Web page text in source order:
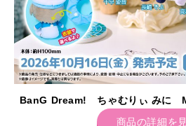
BanG Dream! ちゃむりぃ みに
商品の詳細を